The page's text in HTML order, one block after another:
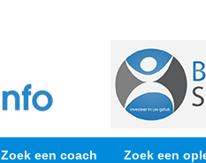
Zoek een coach Zoek een